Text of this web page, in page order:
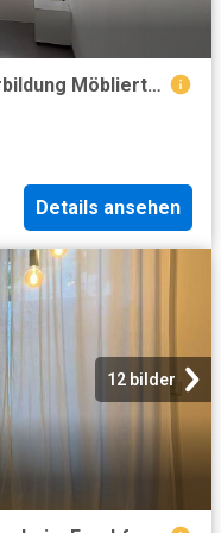
Für Personen in Aus und Weiterbildung Möbliertes 1 Zimmer Apartment mit Einbauküche und Balkon
Details ansehen
12 bilder